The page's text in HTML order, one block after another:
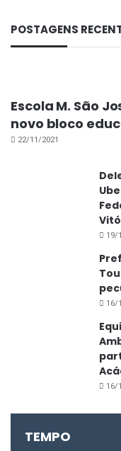
POSTAGENS
Escola M. São
novo bloco
22/11/2021
19/
16/
16/
TEMPO